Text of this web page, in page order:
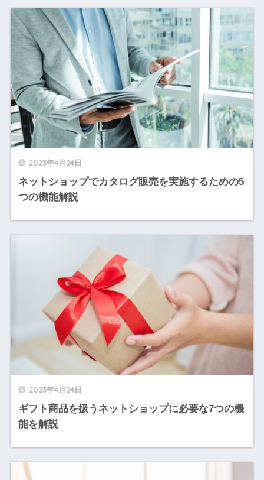
2023年4月24日
ネットショップでカタログ販売を実施するための5
つの機能解説
2023年4月24日
ギフト商品を扱うネットショップに必要な7つの機
能を解説